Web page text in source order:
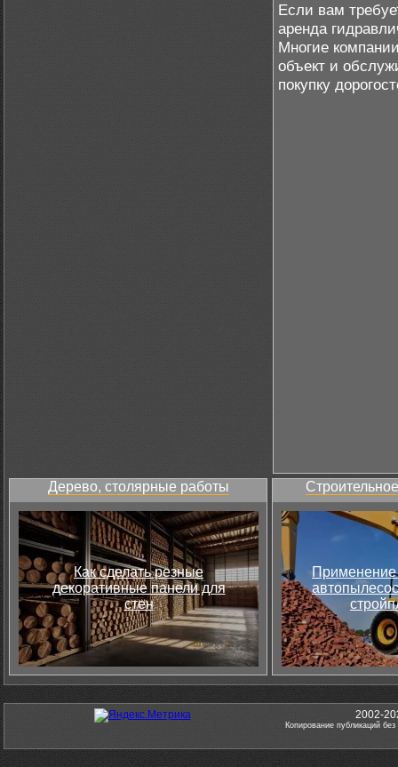
Если вам
аренда
Многие
объект и
покупку
Дерево, столярные работы
Как сделать резные
декоративные панели для
стен
Применение
2002-
Копирование публикаций